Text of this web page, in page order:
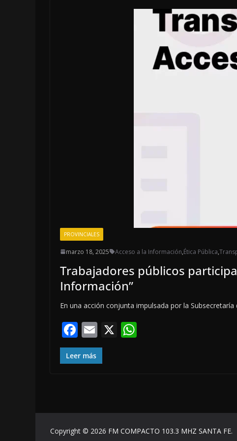
PROVINCIALES
marzo 18, 2025 Acceso a la Información,Ética Pública,
Trabajadores públicos
Información”
En una acción conjunta impulsada por la
F
ac
e
o
k
E
m
ai
X
p
p
Leer más
Copyright © 2026 FM COMPACTO 103.3 MHZ SANTA FE.